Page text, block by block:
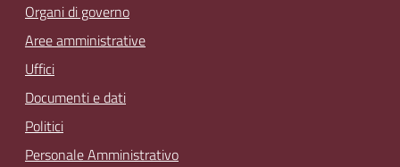
Organi di governo
Aree amministrative
Uffici
Documenti e dati
Politici
Personale Amministrativo